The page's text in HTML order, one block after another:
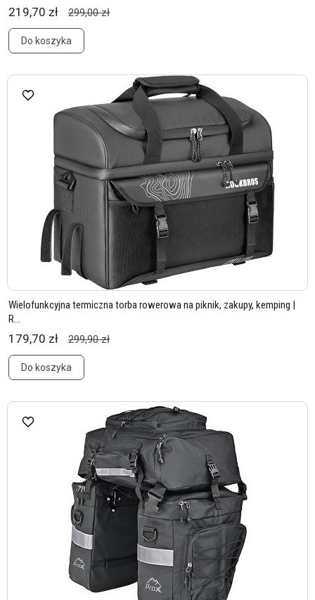
219,70 zł 299,00 zł
Do koszyka
Wielofunkcyjna termiczna torba rowerowa na piknik, zakupy, kemping |
R...
179,70 zł 299,90 zł
Do koszyka